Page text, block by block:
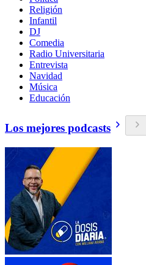
Religión
Infantil
DJ
Comedia
Radio Universitaria
Entrevista
Navidad
Música
Educación
Los mejores podcasts